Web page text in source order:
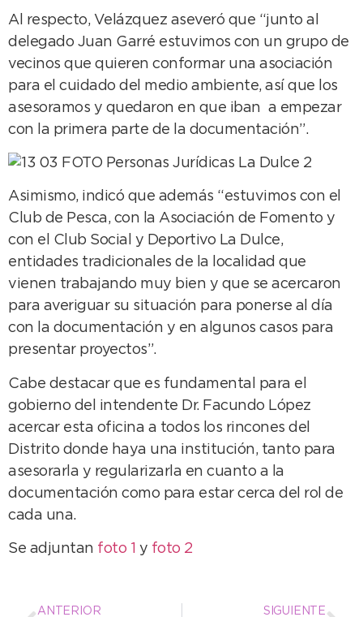
Al respecto, Velázquez aseveró que “junto al
delegado Juan Garré estuvimos con un grupo de
vecinos que quieren conformar una asociación
para el cuidado del medio ambiente, así que los
asesoramos y quedaron en que iban a empezar
con la primera parte de la documentación”.
Asimismo, indicó que además “estuvimos con el
Club de Pesca, con la Asociación de Fomento y
con el Club Social y Deportivo La Dulce,
entidades tradicionales de la localidad que
vienen trabajando muy bien y que se acercaron
para averiguar su situación para ponerse al día
con la documentación y en algunos casos para
presentar proyectos”.
Cabe destacar que es fundamental para el
gobierno del intendente Dr. Facundo López
acercar esta oficina a todos los rincones del
Distrito donde haya una institución, tanto para
asesorarla y regularizarla en cuanto a la
documentación como para estar cerca del rol de
cada una.
Se adjuntan foto 1 y foto 2
ANTERIOR SIGUIENTE